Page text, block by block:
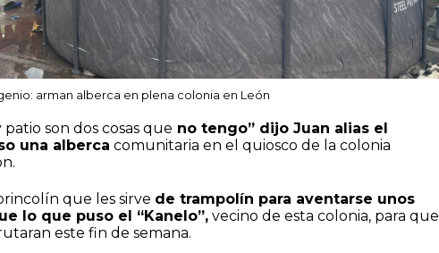
arman alberca en plena colonia en León
son dos cosas que no tengo” dijo Juan alias el
una alberca comunitaria en el quiosco de la colonia
que les sirve de trampolín para aventarse unos
lo que puso el “Kanelo”, vecino de esta colonia, para que
este fin de semana.